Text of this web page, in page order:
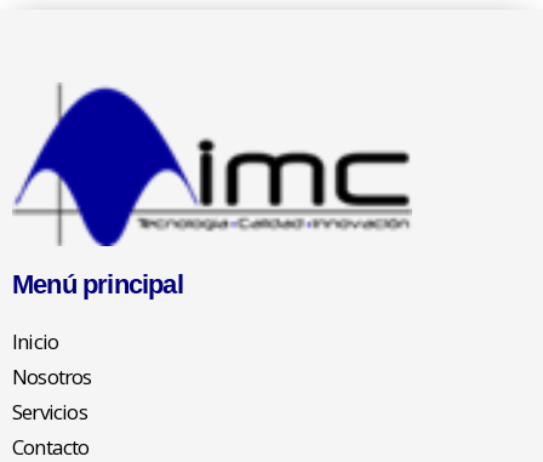
Menú principal
Inicio
Nosotros
Servicios
Contacto